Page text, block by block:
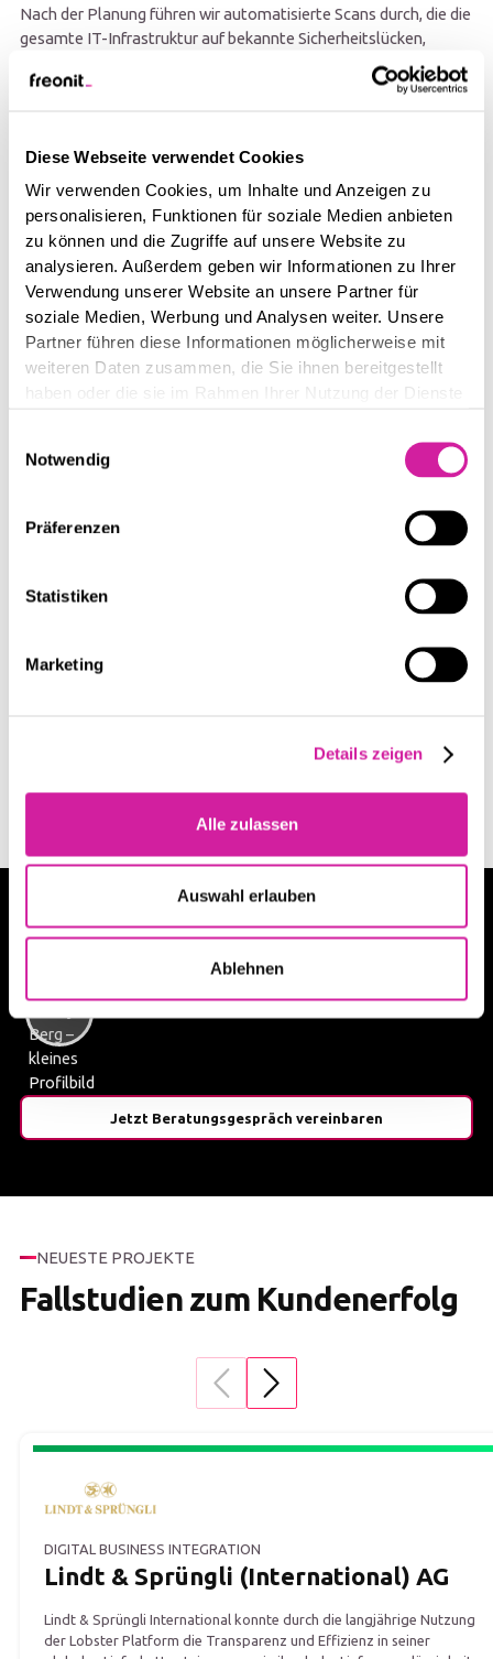
Diese Webseite verwendet Cookies
Wir verwenden Cookies, um Inhalte und Anzeigen zu
personalisieren, Funktionen für soziale Medien anbieten
zu können und die Zugriffe auf unsere Website zu
analysieren. Außerdem geben wir Informationen zu Ihrer
Verwendung unserer Website an unsere Partner für
soziale Medien, Werbung und Analysen weiter. Unsere
Partner führen diese Informationen möglicherweise mit
weiteren Daten zusammen, die Sie ihnen bereitgestellt
haben oder die sie im Rahmen Ihrer Nutzung der Dienste
Notwendig
Präferenzen
Statistiken
Marketing
Details zeigen
Alle zulassen
Auswahl erlauben
Ablehnen
Nach der Planung führen wir automatisierte Scans durch, die die
gesamte IT-Infrastruktur auf bekannte Sicherheitslücken,
Fehlkonfigurationen und veraltete Softwareversionen
durchsuchen. Die Ergebnisse dieses Scans werden detailliert
wird erstellt, der eine Übersicht über die gefundenen
Sicherheitslücken bietet und konkrete Empfehlungen zur
Behebung enthält. Zusätzlich zum Bericht können wir
Unterstützung bei der Behebung der Schwachstellen bieten.
Dies umfasst oft technische Beratung und, falls gewünscht, die
direkte Umsetzung von Sicherheitsupdates und Anpassungen.
Der Service schließt in der Regel regelmäßige Folge-Scans ein,
um neue Schwachstellen zu identifizieren, sowie kontinuierliche
Überwachung zur sofortigen Erkennung von
Sicherheitsproblemen.
Sicherheits Best Practices zu informieren und sie auf zukünftige
für eine kontinuierliche Verbesserung der Sicherheitslage eines
Unternehmens, indem er Schwachstellen aufdeckt und gezielt
erfahren?
Danny Bergs hat über100 Kundenberaten.
Jetzt Beratungsgespräch vereinbaren
NEUESTE PROJEKTE
Fallstudien zum Kundenerfolg
DIGITAL BUSINESS INTEGRATION
Lindt & Sprüngli (International) AG
Lindt & Sprüngli International konnte durch die langjährige Nutzung
der Lobster Platform die Transparenz und Effizienz in seiner